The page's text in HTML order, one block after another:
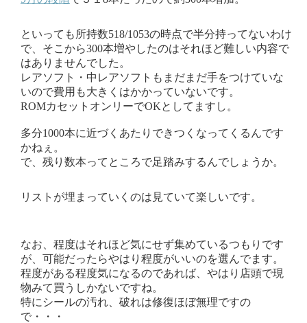
といっても所持数518/1053の時点で半分持ってないわけ
で、そこから300本増やしたのはそれほど難しい内容で
はありませんでした。
レアソフト・中レアソフトもまだまだ手をつけていな
いので費用も大きくはかかっていないです。
ROMカセットオンリーでOKとしてますし。
多分1000本に近づくあたりできつくなってくるんです
かねぇ。
で、残り数本ってところで足踏みするんでしょうか。
リストが埋まっていくのは見ていて楽しいです。
なお、程度はそれほど気にせず集めているつもりです
が、可能だったらやはり程度がいいのを選んでます。
程度がある程度気になるのであれば、やはり店頭で現
物みて買うしかないですね。
特にシールの汚れ、破れは修復ほぼ無理ですの
で・・・